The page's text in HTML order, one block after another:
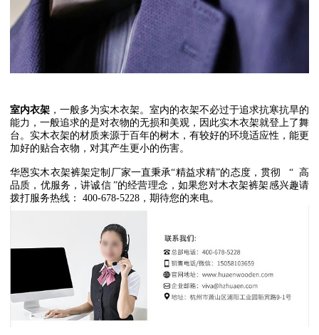
室内衣架 ，一般多为实木衣架。室内的衣架不必过于追求抗寒抗旱的
能力，一般追求的是对衣物的无损和美观，因此实木衣架就登上了舞
台。实木衣架的材质来源于百年的树木，有较好的环境适应性，能更
加好的贴合衣物，对其产生更小的伤害。
华恩实木衣架裤架定制厂家一直秉承“精益求精”的态度，贯彻 “ 高
品质，优服务，讲诚信 ”的经营理念，如果您对木衣架裤架感兴趣请
拨打服务热线：
400-678-5228 ，期待您的来电。